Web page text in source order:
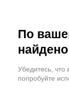
По
найдено
Убедитесь, что
попробуйте